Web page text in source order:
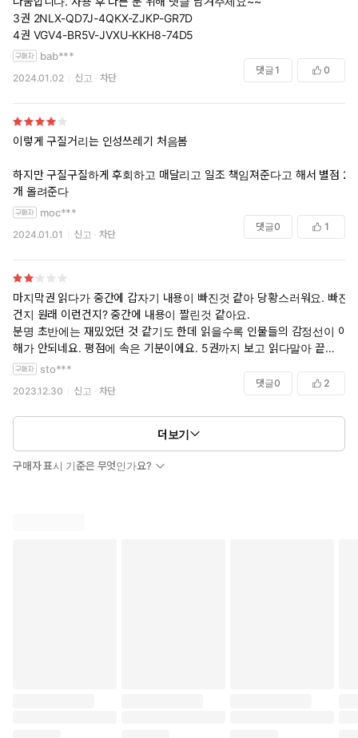
수 #가난수 #순정수 #얼빠수
정한은 아버지의 장례식장에서 존재를 거의 잊고 살던 사촌 일조와
조우한다.
빈털터리인 일조의 처지를 동정해 충동적으로 같이 살자고 말했
으나
정한은 금세 자신의 결정을 후회한다.
“너 뭐 하는 거야.”
“변명이라도 해.”
3권 2NLX-QD7J-4QKX-ZJKP-GR7D
4권 VGV4-BR5V-JVXU-KKH8-74D5
bab***
2024.01.02 신고 차단
댓글 1 0
이렇게 구질거리는 인성쓰레기 처음봄
하지만 구질구질하게 후회하고 매달리고 일조 책임져준다고 해서 별점 2
개 올려준다
moc***
2024.01.01 신고 차단
댓글0 1
마지막권 읽다가 중간에 갑자기 내용이 빠진것 같아 당황스러워요. 빠진
건지 원래 이런건지? 중간에 내용이 짤린것 같아요.
분명 초반에는 재밌었던 것 같기도 한데 읽을수록 인물들의 감정선이 이
해가 안되네요. 평점에 속은 기분이에요. 5권까지 보고 읽다말아 끝까지
보자싶어서 나머지 권도 구매했는데 굳이 안봐도 됐을뻔했습니다. 그림
sto***
2023.12.30 신고 차단
댓글0 2
더보기
구매자 표시 기준은 무엇인가요?